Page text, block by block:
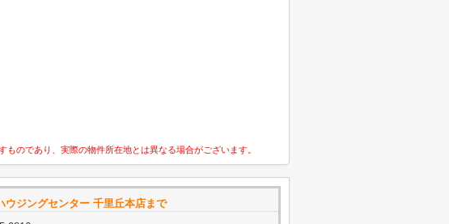
のであり、実際の物件所在地とは異なる場合がございます。
ウジングセンター 千里丘本店まで